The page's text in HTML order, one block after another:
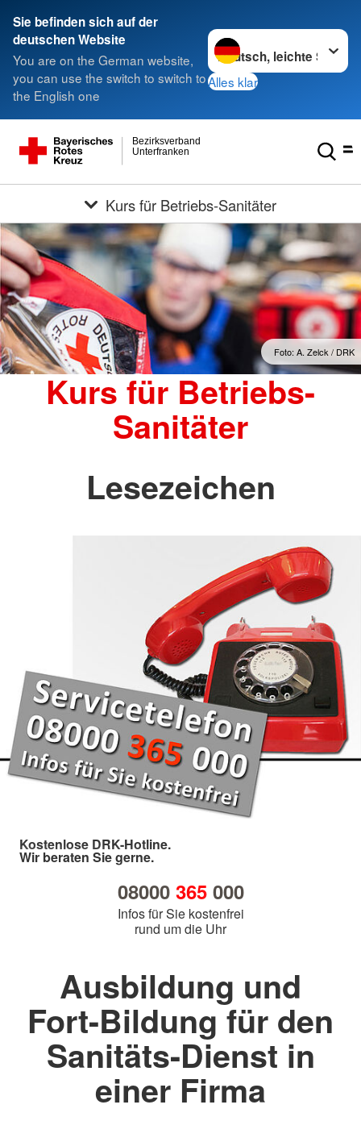
Sie befinden sich auf der
deutschen Website
You are on the German website,
you can use the switch to switch to
the English one
Sprache wechseln zu
Alles klar
Unterfranken
Bezirksverband
Kurs für Betriebs-Sanitäter
Foto: A. Zelck / DRK
Kurs für Betriebs-
Sanitäter
Lesezeichen
Kostenlose DRK-Hotline.
Wir beraten Sie gerne.
08000 365000
Infos für Sie kostenfrei
rund um die Uhr
Ausbildung und
Fort-Bildung für den
Sanitäts-Dienst in
einer Firma